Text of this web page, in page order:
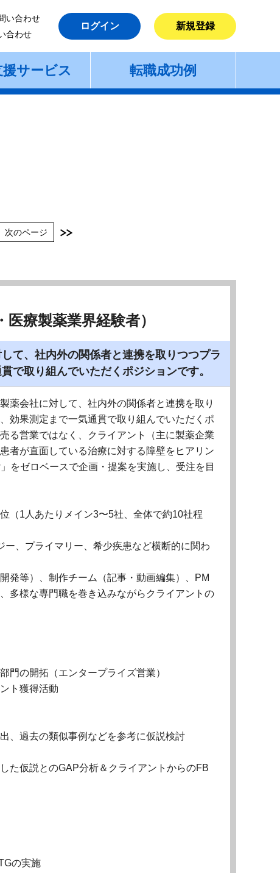
い合わせ
合わせ
ログイン 新規登録
サービス 転職成功例
次のページ
療製薬業界経験者）
て、社内外の関係者と連携を取りつつプラ
で取り組んでいただくポジションです。
薬会社に対して、社内外の関係者と連携を取り
効果測定まで一気通貫で取り組んでいただくポ
る営業ではなく、クライアント（主に製薬企業
者が直面している治療に対する障壁をヒアリン
をゼロベースで企画・提案を実施し、受注を目
（1人あたりメイン3〜5社、全体で約10社程
、プライマリー、希少疾患など横断的に関わ
発等）、制作チーム（記事・動画編集）、PM
多様な専門職を巻き込みながらクライアントの
門の開拓（エンタープライズ営業）
ト獲得活動
、過去の類似事例などを参考に仮説検討
た仮説とのGAP分析＆クライアントからのFB
の実施